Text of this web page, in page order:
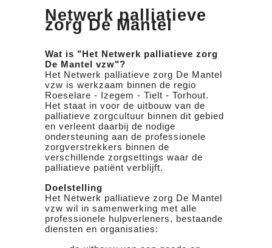
Netwerk palliatieve
zorg De Mantel
Wat is "Het Netwerk palliatieve zorg
De Mantel vzw"?
Het Netwerk palliatieve zorg De Mantel
vzw is werkzaam binnen de regio
Roeselare - Izegem - Tielt - Torhout.
Het staat in voor de uitbouw van de
palliatieve zorgcultuur binnen dit gebied
en verleent daarbij de nodige
ondersteuning aan de professionele
zorgverstrekkers binnen de
verschillende zorgsettings waar de
palliatieve patiënt verblijft.
Doelstelling
Het Netwerk palliatieve zorg De Mantel
vzw wil in samenwerking met alle
professionele hulpverleners, bestaande
diensten en organisaties: